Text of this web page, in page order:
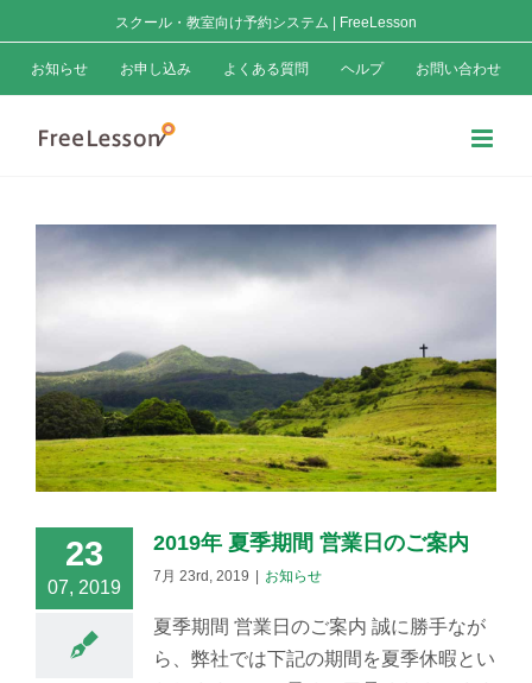
to
content
スクール・教室向け予約システム | FreeLesson
お知らせ お申し込み よくある質問 ヘルプ お問い合わせ
23
07, 2019
2019年 夏季期間 営業日のご案内
7月 23rd, 2019 | お知らせ
夏季期間 営業日のご案内 誠に勝手なが
ら、弊社では下記の期間を夏季休暇とい